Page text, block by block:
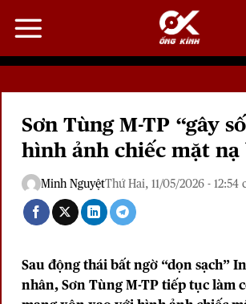
qua
dung
Sơn Tùng M-TP “gây
hình ảnh chiếc mặt
Minh NguyệtThứ Hai, 11/05/2026 - 12:54
Sau động thái bất ngờ “dọn sạch”
nhân, Sơn Tùng M-TP tiếp tục làm